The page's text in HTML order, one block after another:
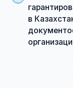
в